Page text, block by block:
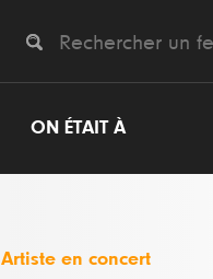
ON ÉTAIT À
Artiste en concert